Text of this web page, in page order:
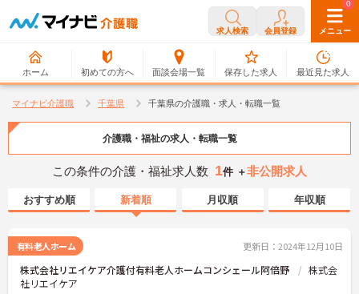
求人検索 会員登録 メニュー
ホーム 初めての方へ 面談会場一覧
0
保存した求人
0
最近見た求人
マイナビ介護職 千葉県 千葉県の介護職・求人・転職一覧
介護職・福祉の求人・転職一覧
この条件の介護・福祉求人数 1件 ＋非公開求人
おすすめ順 新着順 月収順 年収順
有料老人ホーム 更新日：2024年12月10日
株式会社リエイケア介護付有料老人ホームコンシェール阿倍野
株式会
社リエイケア